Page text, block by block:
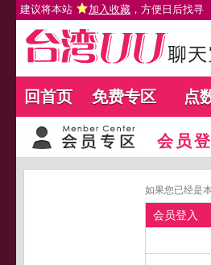
建议将本站 加入收藏 ，方便日后找寻
回首页 免费专区 点
会员
如果您已经是
会员登入